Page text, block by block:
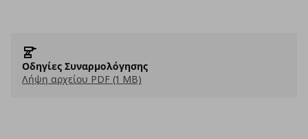
Οδηγίες Συναρμολόγησης
Λήψη αρχείου PDF (1 MB)